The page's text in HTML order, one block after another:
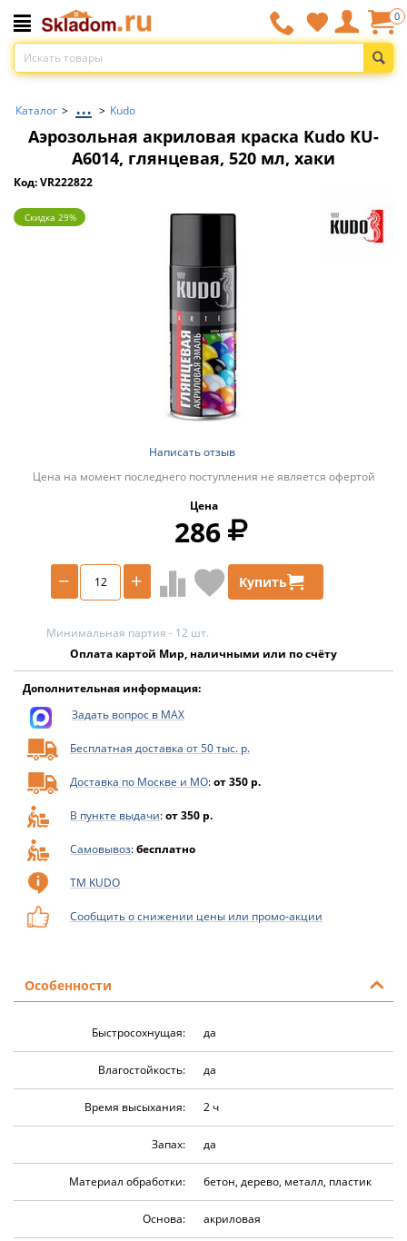
0
Каталог > ... > Kudo
Аэрозольная акриловая краска Kudo KU-
A6014, глянцевая, 520 мл, хаки
Код: VR222822
Скидка 29%
Написать отзыв
Цена на момент последнего поступления не является офертой
Цена
286
+
− Купить
Минимальная партия - 12 шт.
Оплата картой Мир, наличными или по счёту
Дополнительная информация:
Задать вопрос в MAX
Бесплатная доставка от 50 тыс. р.
Доставка по Москве и МО:от 350 р.
В пункте выдачи:от 350 р.
Самовывоз:бесплатно
ТМ KUDO
Сообщить о снижении цены или промо-акции
Особенности
Быстросохнущая: да
Влагостойкость: да
Время высыхания: 2 ч
Запах: да
Материал обработки: бетон, дерево, металл, пластик
Основа: акриловая